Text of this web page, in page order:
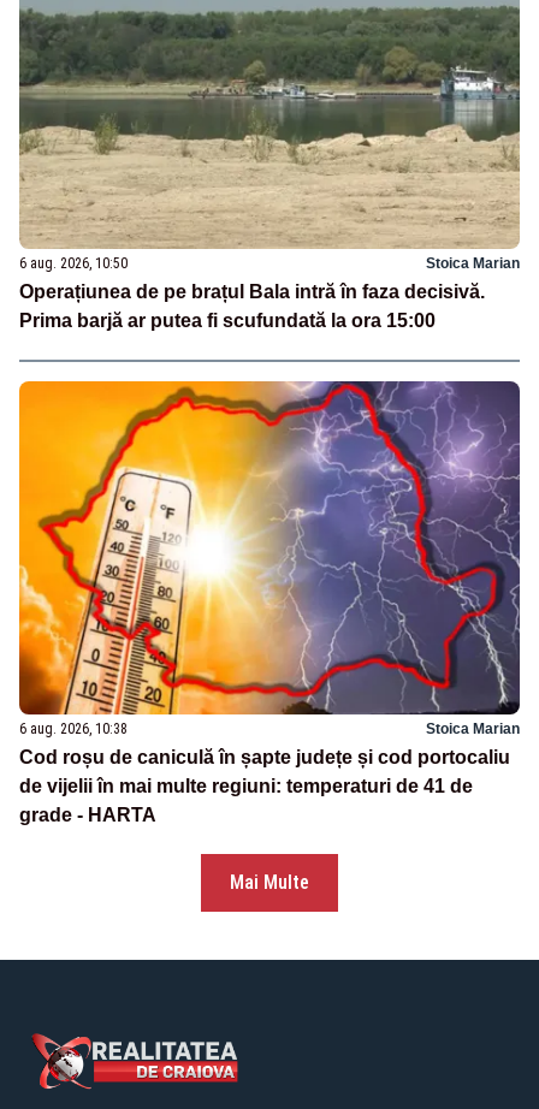
6 aug. 2026, 10:50 Stoica Marian
Operațiunea de pe brațul Bala intră în faza decisivă.
Prima barjă ar putea fi scufundată la ora 15:00
6 aug. 2026, 10:38 Stoica Marian
Cod roșu de caniculă în șapte județe și cod portocaliu
de vijelii în mai multe regiuni: temperaturi de 41 de
grade - HARTA
Mai Multe